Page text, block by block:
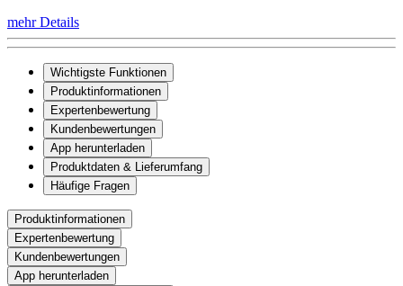
mehr Details
Wichtigste Funktionen
Produktinformationen
Expertenbewertung
Kundenbewertungen
App herunterladen
Produktdaten & Lieferumfang
Häufige Fragen
Produktinformationen
Expertenbewertung
Kundenbewertungen
App herunterladen